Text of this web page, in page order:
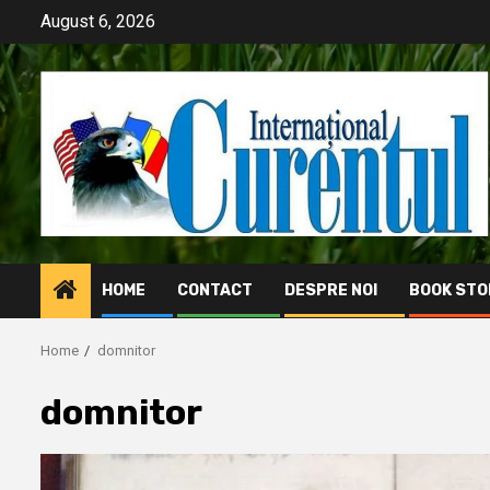
content
August 6, 2026
HOME CONTACT DESPRE NOI BOOK
Home domnitor
domnitor